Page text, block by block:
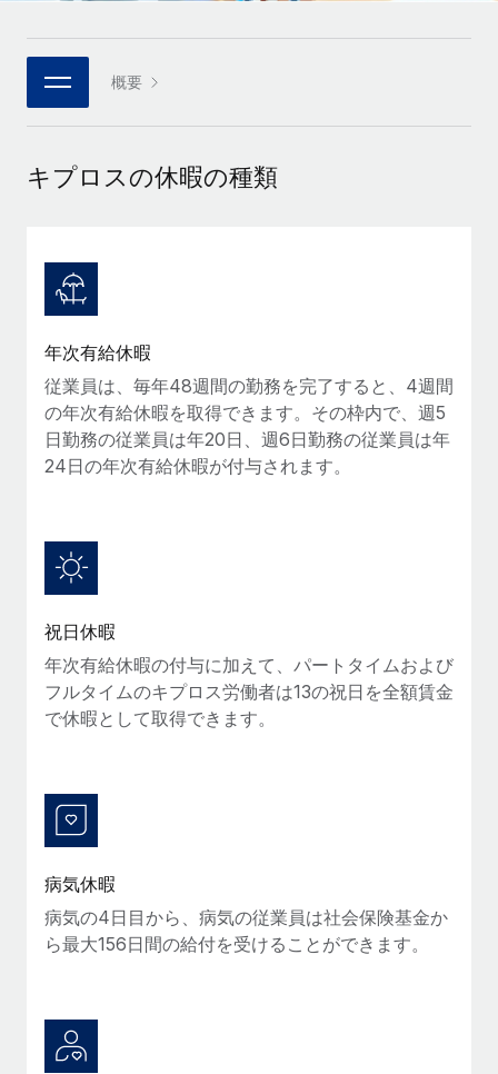
当社のMCPを使用して、あらゆるAIツールをRemoteに接続
統合
基本的なビジネスツールを活用して業務プロセスを効率化す
グローバル人事・コンプライアンスの専門サポート
候補者の選考プロセスをシンプルに
Compliance Watchtower
コンプライアンスリスクを先回りして対応
デバイス管理
法人設立
法令順守した法人をスピーディに設立
移住・転勤
従業員の異動をスムーズに
福利厚生
従業員の福利厚生を簡単に管理
パートナーに登録
戦略的テクノロジーパートナー
グローバルな人事機能を柔軟に自社プラットフォームへ統合
当社とのパートナーシップの可能性を検討する
職務内容ライブラリ
ウェビナー
イベント
ニュースルーム
情報センター
サポートを依頼する
すべてのリソースを表示する
ブログ
グローバル給与処理
契約社員管理
税務
ブログを読む
ブログ
よびContractor Management Plus（契約社員管理
プラス）
Remoteの使命は、世界のどこにいても、あらゆる規模の企業が
業務に最適な人材を採用し、管理し、給与を支給できるようにす
スしました。...
給与詐欺：種類、事例、ビジネスを守る方法
日本語
한국어 概要
キプロスの休暇の種類
年次有給休暇
従業員は、毎年48週間の勤務を完了すると、4週間
の年次有給休暇を取得できます。その枠内で、週5
日勤務の従業員は年20日、週6日勤務の従業員は年
24日の年次有給休暇が付与されます。
祝日休暇
年次有給休暇の付与に加えて、パートタイムおよび
フルタイムのキプロス労働者は13の祝日を全額賃金
で休暇として取得できます。
病気休暇
病気の4日目から、病気の従業員は社会保険基金か
ら最大156日間の給付を受けることができます。